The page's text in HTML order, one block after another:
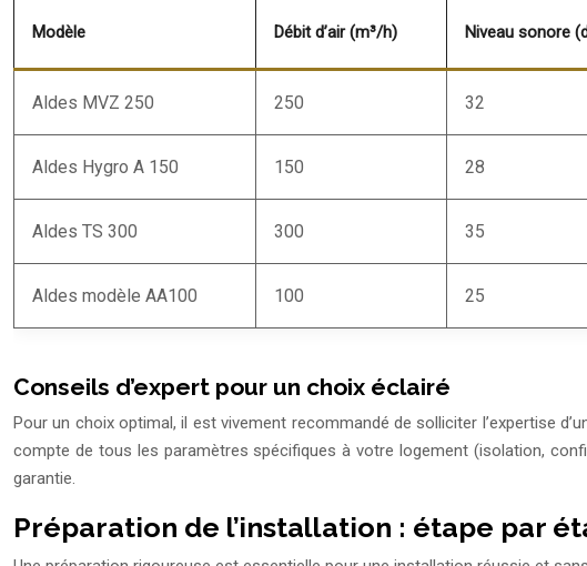
Modèle Débit d’air (m³/h) Niveau sonore
Aldes MVZ 250 250 32
Aldes Hygro A 150 150 28
Aldes TS 300 300 35
Aldes modèle AA100 100 25
Conseils d’expert pour un choix éclairé
Pour un choix optimal, il est vivement recommandé de solliciter l’expertise
compte de tous les paramètres spécifiques à votre logement (isolation,
garantie.
Préparation de l’installation : étape par